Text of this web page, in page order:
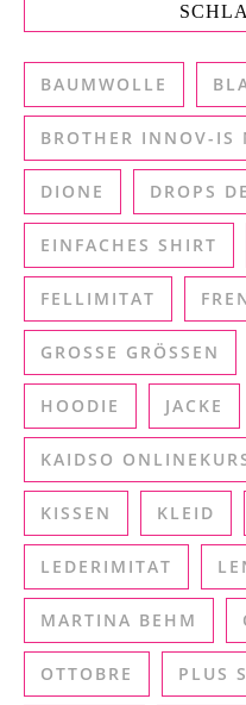
BAUMWOLLE
BROTHER INNOV-IS
DIONE DROPS
EINFACHES SHIRT
FELLIMITAT
GROSSE GRÖSSEN
HOODIE JACKE
KAIDSO
KISSEN KLEID
LEDERIMITAT
MARTINA BEHM
OTTOBRE PLUS